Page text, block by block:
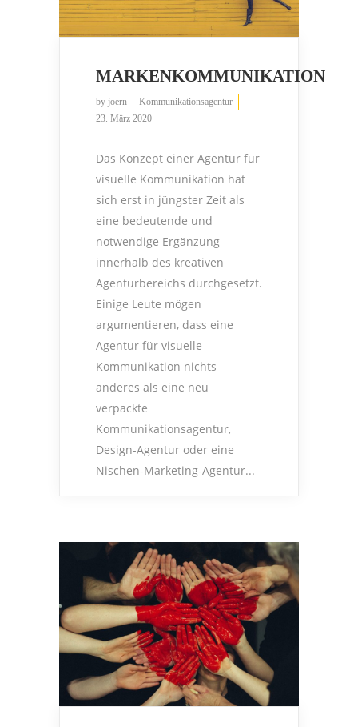
MARKENKOMMUNIKATION
by joern
Kommunikationsagentur
23. März 2020
Das Konzept einer Agentur für
visuelle Kommunikation hat
sich erst in jüngster Zeit als
eine bedeutende und
notwendige Ergänzung
innerhalb des kreativen
Agenturbereichs durchgesetzt.
Einige Leute mögen
argumentieren, dass eine
Agentur für visuelle
Kommunikation nichts
anderes als eine neu
verpackte
Kommunikationsagentur,
Design-Agentur oder eine
Nischen-Marketing-Agentur...